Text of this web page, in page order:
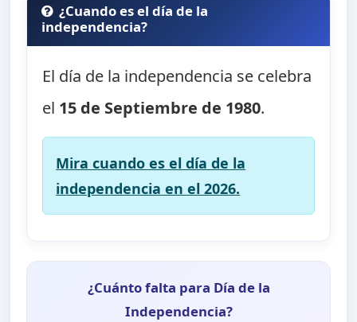
¿Cuando es el día de la
independencia?
El día de la independencia se celebra
el 15 de Septiembre de 1980.
Mira cuando es el día de la
independencia en el 2026.
¿Cuánto falta para Día de la
Independencia?